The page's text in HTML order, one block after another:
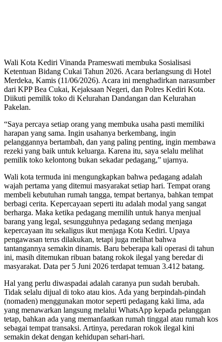
Wali Kota Kediri Vinanda Prameswati membuka Sosialisasi
Ketentuan Bidang Cukai Tahun 2026. Acara berlangsung di Hotel
Merdeka, Kamis (11/06/2026). Acara ini menghadirkan narasumber
dari KPP Bea Cukai, Kejaksaan Negeri, dan Polres Kediri Kota.
Diikuti pemilik toko di Kelurahan Dandangan dan Kelurahan
Pakelan.
“Saya percaya setiap orang yang membuka usaha pasti memiliki
harapan yang sama. Ingin usahanya berkembang, ingin
pelanggannya bertambah, dan yang paling penting, ingin membawa
rezeki yang baik untuk keluarga. Karena itu, saya selalu melihat
pemilik toko kelontong bukan sekadar pedagang,” ujarnya.
Wali kota termuda ini mengungkapkan bahwa pedagang adalah
wajah pertama yang ditemui masyarakat setiap hari. Tempat orang
membeli kebutuhan rumah tangga, tempat bertanya, bahkan tempat
berbagi cerita. Kepercayaan seperti itu adalah modal yang sangat
berharga. Maka ketika pedagang memilih untuk hanya menjual
barang yang legal, sesungguhnya pedagang sedang menjaga
kepercayaan itu sekaligus ikut menjaga Kota Kediri. Upaya
pengawasan terus dilakukan, tetapi juga melihat bahwa
tantangannya semakin dinamis. Baru beberapa kali operasi di tahun
ini, masih ditemukan ribuan batang rokok ilegal yang beredar di
masyarakat. Data per 5 Juni 2026 terdapat temuan 3.412 batang.
Hal yang perlu diwaspadai adalah caranya pun sudah berubah.
Tidak selalu dijual di toko atau kios. Ada yang berpindah-pindah
(nomaden) menggunakan motor seperti pedagang kaki lima, ada
yang menawarkan langsung melalui WhatsApp kepada pelanggan
tetap, bahkan ada yang memanfaatkan rumah tinggal atau rumah kos
sebagai tempat transaksi. Artinya, peredaran rokok ilegal kini
semakin dekat dengan kehidupan sehari-hari.